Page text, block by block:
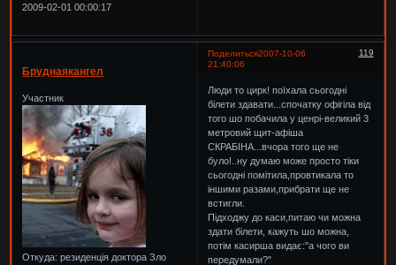
2009-02-01 00:00:17
Поделиться 119
2007-10-06
21:40:06
Бруднаякангел
Участник
Откуда: резиденція доктора Зло
Люди то цирк! поїхала сьогодні
білети здавати...спочатку офігіла від
того шо побачила у ценрі-великий 3
метровий щит-афіша
СКРАБІНА...вчора того ще не
було!..ну думаю може просто тіки
сьогодні помітила,провтикала то
іншими разами,прибрати ще не
встигли.
Підходжу до каси,питаю чи можна
здати білети, кажуть шо можна,
потім касирша видає:"а чого ви
передумали?"